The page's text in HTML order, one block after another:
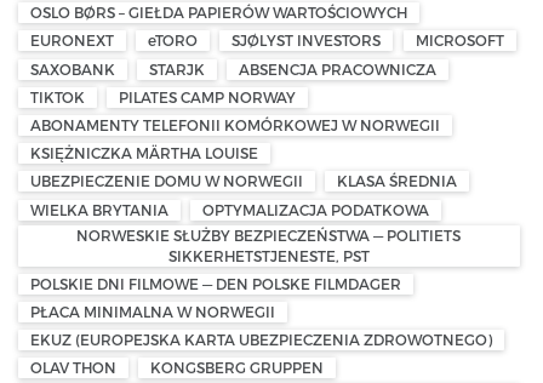
OSLO BØRS – GIEŁDA PAPIERÓW WARTOŚCIOWYCH
EURONEXT
eTORO SJØLYST INVESTORS
MICROSOFT
SAXOBANK
STARJK
ABSENCJA PRACOWNICZA
TIKTOK
PILATES CAMP NORWAY
ABONAMENTY TELEFONII KOMÓRKOWEJ W NORWEGII
KSIĘŻNICZKA MÄRTHA LOUISE
UBEZPIECZENIE DOMU W NORWEGII
KLASA ŚREDNIA
WIELKA BRYTANIA
OPTYMALIZACJA PODATKOWA
NORWESKIE SŁUŻBY BEZPIECZEŃSTWA — POLITIETS
SIKKERHETSTJENESTE, PST
POLSKIE DNI FILMOWE — DEN POLSKE FILMDAGER
PŁACA MINIMALNA W NORWEGII
EKUZ (EUROPEJSKA KARTA UBEZPIECZENIA ZDROWOTNEGO)
OLAV THON
KONGSBERG GRUPPEN